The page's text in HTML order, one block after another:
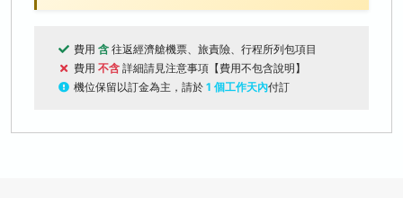
費用 含 往返經濟艙機票、旅責險、行程所列包項目
費用 不含 詳細請見注意事項【費用不包含說明】
機位保留以訂金為主，請於 1 個工作天內付訂